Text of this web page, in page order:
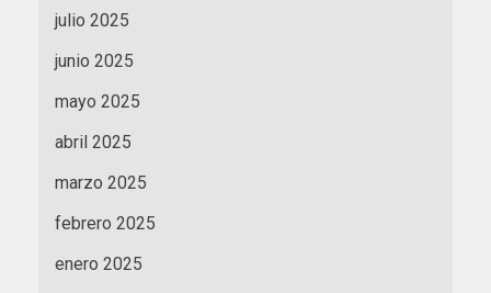
julio 2025
junio 2025
mayo 2025
abril 2025
marzo 2025
febrero 2025
enero 2025